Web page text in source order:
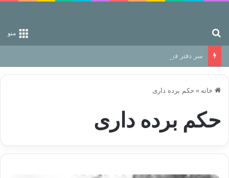
منو
سر دفتر فساد در زمین‌، دوری وکناره‌گیری از راه خداست‌!
خانه » حکم برده داری
حکم برده داری